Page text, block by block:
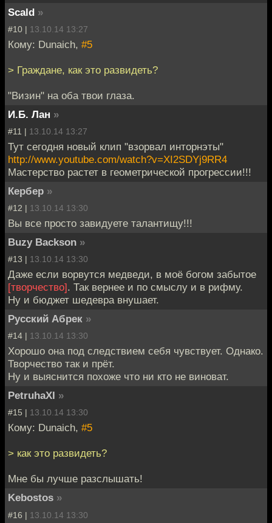
Scald »
#10 | 13.10.14 13:27
Кому: Dunaich, #5
> Граждане, как это развидеть?
"Визин" на оба твои глаза.
И.Б. Лан »
#11 | 13.10.14 13:27
Тут сегодня новый клип "взорвал инторнэты"
http://www.youtube.com/watch?v=XI2SDYj9RR4
Мастерство растет в геометрической прогрессии!!!
Кербер »
#12 | 13.10.14 13:30
Вы все просто завидуете талантищу!!!
Buzy Backson »
#13 | 13.10.14 13:30
Даже если ворвутся медведи, в моё богом забытое
[творчество]. Так вернее и по смыслу и в рифму.
Ну и бюджет шедевра внушает.
Русский Абрек »
#14 | 13.10.14 13:30
Хорошо она под следствием себя чувствует. Однако.
Творчество так и прёт.
Ну и выяснится похоже что ни кто не виноват.
PetruhaXI »
#15 | 13.10.14 13:30
Кому: Dunaich, #5
> как это развидеть?
Мне бы лучше разслышать!
Kebostos »
#16 | 13.10.14 13:30